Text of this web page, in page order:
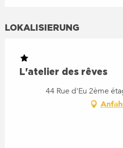
LOKALISIERUNG
L'atelier des rêves
44 Rue d'Eu 2ème